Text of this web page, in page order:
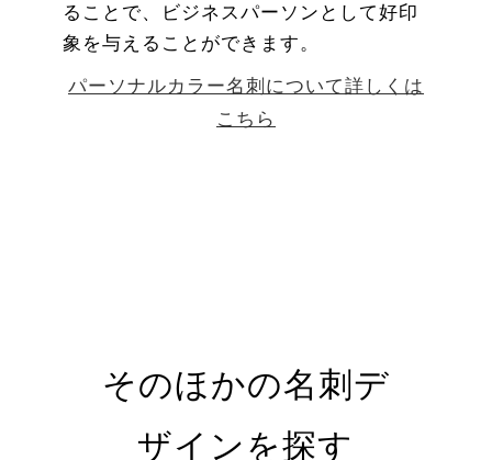
ることで、ビジネスパーソンとして好印
象を与えることができます。
パーソナルカラー名刺について詳しくは
こちら
そのほかの名刺デ
ザインを探す